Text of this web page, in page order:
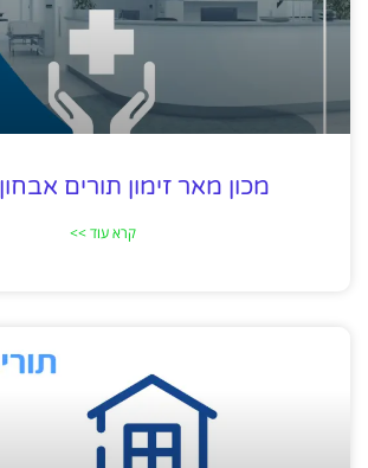
מכון מאר זימון תורים
קרא עוד >>